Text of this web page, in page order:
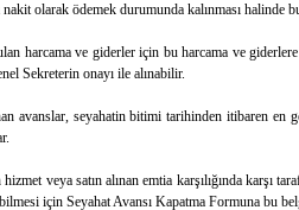
olarak ödemek durumunda kalınması halinde
harcama ve giderler için bu harcama ve
Sekreterin onayı ile alınabilir.
avanslar, seyahatin bitimi tarihinden itibaren en
veya satın alınan emtia karşılığında
için Seyahat Avansı Kapatma Formuna bu